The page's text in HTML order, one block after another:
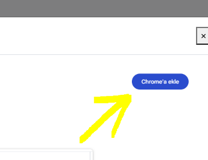
Gizlilik Politikası
Güncel Kurlar
Kur
Dolar
×